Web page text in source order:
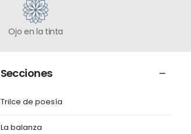
Ojo en la tinta
Secciones
Trilce de poesía
La balanza